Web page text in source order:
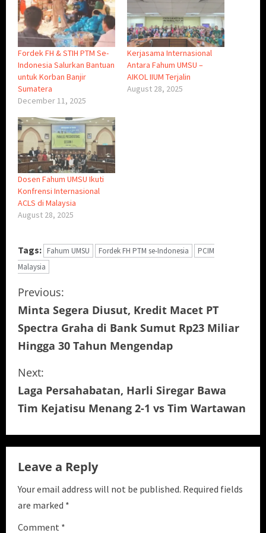
Fordek FH & STIH PTM Se-
Indonesia Salurkan Bantuan
untuk Korban Banjir
Sumatera
December 11, 2025
Kerjasama Internasional
Antara Fahum UMSU –
AIKOL IIUM Terjalin
August 28, 2025
Dosen Fahum UMSU Ikuti
Konfrensi Internasional
ACLS di Malaysia
August 28, 2025
Tags: Fahum UMSU Fordek FH PTM se-Indonesia
PCIM
Malaysia
C
o
n
t
i
n
u
e
R
e
Previous:
Minta Segera Diusut, Kredit Macet PT
Spectra Graha di Bank Sumut Rp23 Miliar
Hingga 30 Tahun Mengendap
Next:
Laga Persahabatan, Harli Siregar Bawa
Tim Kejatisu Menang 2-1 vs Tim Wartawan
Leave a Reply
Your email address will not be published. Required fields
are marked *
Comment *